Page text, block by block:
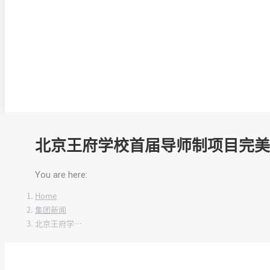
北京王府学校首届导师制项目完
You are here:
Home
集团新闻
北京王府学…